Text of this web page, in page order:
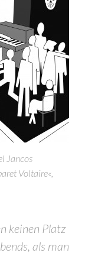
Jancos
Voltaire«,
keinen Platz
als man